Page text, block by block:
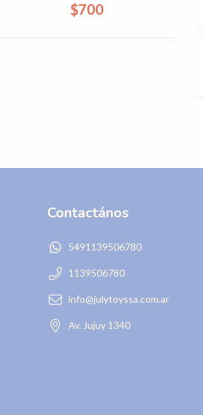
$700
Contactános
5491139506780
1139506780
info@julytoyssa.com.ar
Av. Jujuy 1340